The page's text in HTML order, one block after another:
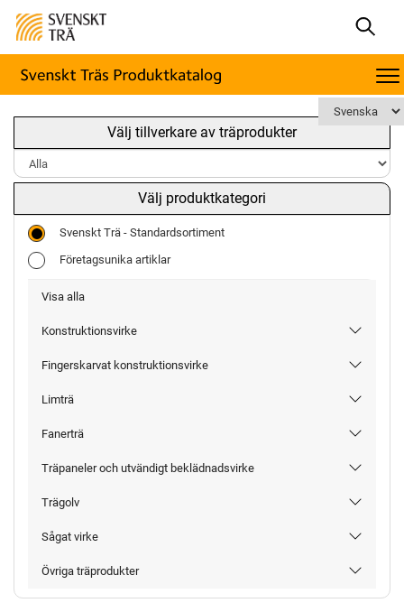
Välj tillverkare av träprodukter
Välj produktkategori
Svenskt Trä - Standardsortiment
Företagsunika artiklar
Visa alla
Konstruktionsvirke
Fingerskarvat konstruktionsvirke
Limträ
Fanerträ
Träpaneler och utvändigt beklädnadsvirke
Trägolv
Sågat virke
Övriga träprodukter